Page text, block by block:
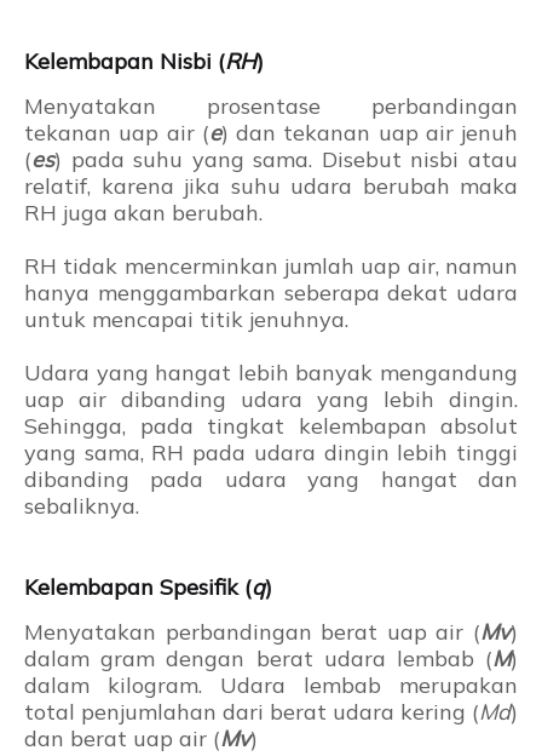
Kelembapan Nisbi (RH)
Menyatakan prosentase perbandingan
tekanan uap air (e) dan tekanan uap air jenuh
(es) pada suhu yang sama. Disebut nisbi atau
relatif, karena jika suhu udara berubah maka
RH juga akan berubah.
RH tidak mencerminkan jumlah uap air, namun
hanya menggambarkan seberapa dekat udara
untuk mencapai titik jenuhnya.
Udara yang hangat lebih banyak mengandung
uap air dibanding udara yang lebih dingin.
Sehingga, pada tingkat kelembapan absolut
yang sama, RH pada udara dingin lebih tinggi
dibanding pada udara yang hangat dan
sebaliknya.
Kelembapan Spesifik (q)
Menyatakan perbandingan berat uap air (Mv)
dalam gram dengan berat udara lembab (M)
dalam kilogram. Udara lembab merupakan
total penjumlahan dari berat udara kering (Md)
dan berat uap air (Mv)